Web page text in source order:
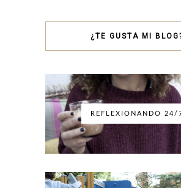
¿TE GUSTA MI
REFLEXIONANDO 24/